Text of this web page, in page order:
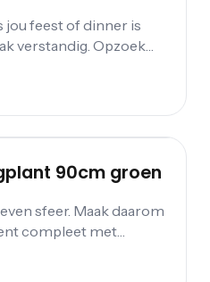
feest of dinner is
verstandig. Opzoek
een afvalbak met
90cm groen
sfeer. Maak daarom
compleet met
90 cm lang en